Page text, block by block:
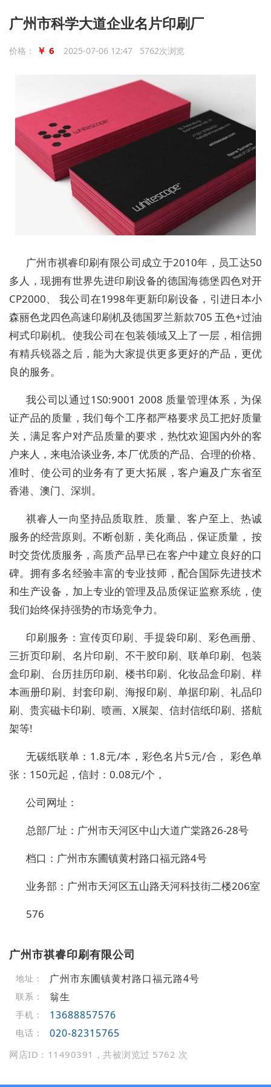
广州市科学大道企业名片印刷厂
价格： ￥ 6 2025-07-06 12:47 5762次浏览
广州市祺睿印刷有限公司成立于2010年，员工达50
多人，现拥有世界先进印刷设备的德国海德堡四色对开
CP2000、 我公司在1998年更新印刷设备，引进日本小
森丽色龙四色高速印刷机及德国罗兰新款705 五色+过油
柯式印刷机。使我公司在包装领域又上了一层，相信拥
有精兵锐器之后，能为大家提供更多更好的产品，更优
良的服务。
我公司以通过1S0:9001 2008 质量管理体系，为保
证产品的质量，我们每个工序都严格要求员工把好质量
关，满足客户对产品质量的要求，热忱欢迎国内外的客
户来人，来电洽谈业务, 本厂优质的产品、合理的价格、
准时、使公司的业务有了更大拓展，客户遍及广东省至
香港、澳门、深圳。
祺睿人一向坚持品质取胜、质量、客户至上、热诚
服务的经营原则。不断创新，美化商品，保证质量， 按
时交货优质服务，高质产品早已在客户中建立良好的口
碑。拥有多名经验丰富的专业技师，配合国际先进技术
和生产设备，加上专业的管理及品质保证监察系统，使
我们始终保持强势的市场竞争力。
印刷服务：宣传页印刷、手提袋印刷、彩色画册、
三折页印刷、名片印刷、不干胶印刷、联单印刷、包装
盒印刷、台历挂历印刷、楼书印刷、化妆品盒印刷、样
本画册印刷、封套印刷、海报印刷、单据印刷、礼品印
刷、贵宾磁卡印刷、喷画、X展架、信封信纸印刷、搭航
架等!
无碳纸联单：1.8元/本，彩色名片5元/合， 彩色单
张：150元起，信封：0.08元/个，
公司网址：
总部厂址：广州市天河区中山大道广棠路26-28号
档口：广州市东圃镇黄村路口福元路4号
业务部：广州市天河区五山路天河科技街二楼206室
576
广州市祺睿印刷有限公司
地址： 广州市东圃镇黄村路口福元路4号
联系： 翁生
手机： 13688857576
电话： 020-82315765
网店ID：11490391，共被浏览过 5762 次